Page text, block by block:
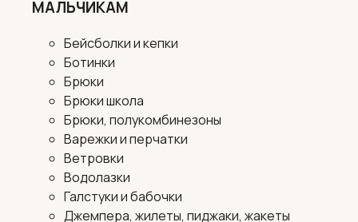
МАЛЬЧИКАМ
Бейсболки и кепки
Ботинки
Брюки
Брюки школа
Брюки, полукомбинезоны
Варежки и перчатки
Ветровки
Водолазки
Галстуки и бабочки
Джемпера, жилеты, пиджаки, жакеты